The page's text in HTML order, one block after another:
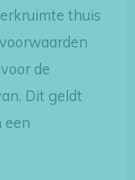
thuis
de
Dit geldt
een